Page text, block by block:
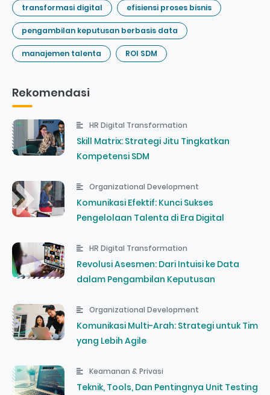
transformasi digital efisiensi proses bisnis
pengambilan keputusan berbasis data
manajemen talenta ROI SDM
Rekomendasi
HR Digital Transformation
Skill Matrix: Strategi Jitu Tingkatkan
Kompetensi SDM
Organizational Development
Komunikasi Efektif: Kunci Sukses
Pengelolaan Talenta di Era Digital
HR Digital Transformation
Revolusi Asesmen: Dari Intuisi ke Data
dalam Pengambilan Keputusan
Organizational Development
Komunikasi Multi-Arah: Strategi untuk Tim
yang Lebih Agile
Keamanan & Privasi
Teknik, Tools, Dan Pentingnya Unit Testing